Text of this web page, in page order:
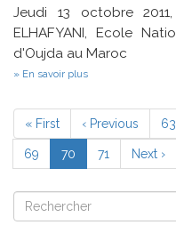
2011)
Jeudi 13 octobre
ELHAFYANI, Ecole
d'Oujda au Maroc
En savoir plus
des
systèmes
énergie
Pagination
Première
page
« First
Page
précédente
‹ Previous 63
Page
69
Page
courante
70 Page
71
Page
Next ›
Rechercher
Rechercher